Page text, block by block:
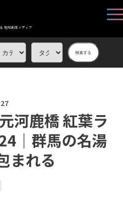
地域創生メディア
検索する
河鹿橋 紅葉ラ
｜群馬の名湯
まれる